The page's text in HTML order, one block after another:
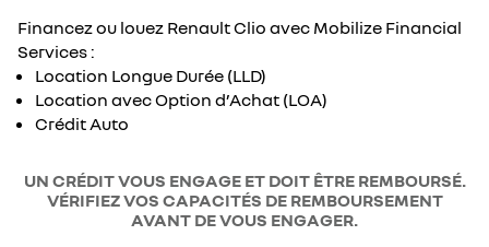
Financez ou louez Renault Clio avec Mobilize Financial
Services :
Location Longue Durée (LLD)
Location avec Option d’Achat (LOA)
Crédit Auto
UN CRÉDIT VOUS ENGAGE ET DOIT ÊTRE REMBOURSÉ.
VÉRIFIEZ VOS CAPACITÉS DE REMBOURSEMENT
AVANT DE VOUS ENGAGER.